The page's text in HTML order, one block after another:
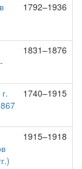
1792–1936
1831–1876
1740–1915
1915–1918